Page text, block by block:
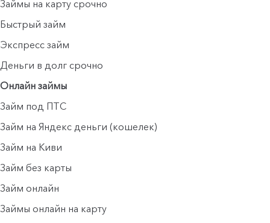
Займы на карту срочно
Быстрый займ
Экспресс займ
Деньги в долг срочно
Онлайн займы
Займ под ПТС
Займ на Яндекс деньги (кошелек)
Займ на Киви
Займ без карты
Займ онлайн
Займы онлайн на карту